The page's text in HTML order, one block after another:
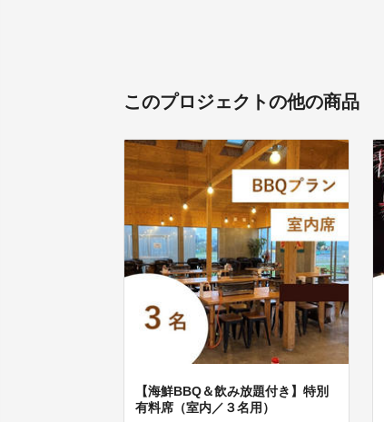
このプロジェクトの他の商品
【海鮮BBQ＆飲み放題付き】特別
有料席（室内／３名用）